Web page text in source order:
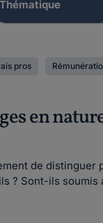
pros
en
de distinguer
? Sont-ils